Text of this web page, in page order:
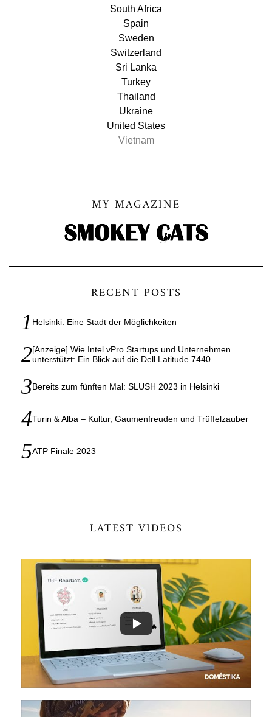
South Africa
Spain
Sweden
Switzerland
Sri Lanka
Turkey
Thailand
Ukraine
United States
Vietnam
MY MAGAZINE
RECENT POSTS
Helsinki: Eine Stadt der Möglichkeiten
[Anzeige] Wie Intel vPro Startups und Unternehmen
unterstützt: Ein Blick auf die Dell Latitude 7440
Bereits zum fünften Mal: SLUSH 2023 in Helsinki
Turin & Alba – Kultur, Gaumenfreuden und Trüffelzauber
ATP Finale 2023
LATEST VIDEOS